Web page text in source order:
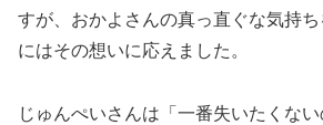
すが、おかよさんの真っ直ぐな気持
にはその想いに応えました。
じゅんぺいさんは「一番失いたくな